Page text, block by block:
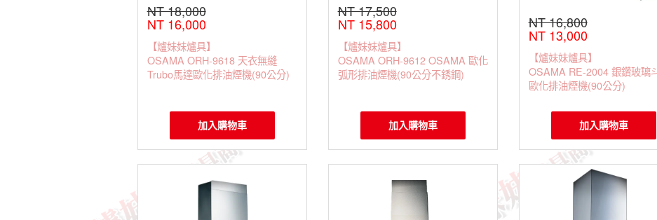
NT 18,000
NT 16,000
【爐妹妹爐具】
OSAMA ORH-9618 天衣無縫
Trubo馬達歐化排油煙機(90公分)
加入購物車
NT 17,500
NT 15,800
【爐妹妹爐具】
OSAMA ORH-9612 OSAMA 歐化
弧形排油煙機(90公分不銹鋼)
加入購物車
NT 16,800
NT 13,000
【爐妹妹爐具】
OSAMA RE-2004 銀鑽玻璃
歐化排油煙機(90公分)
加入購物車